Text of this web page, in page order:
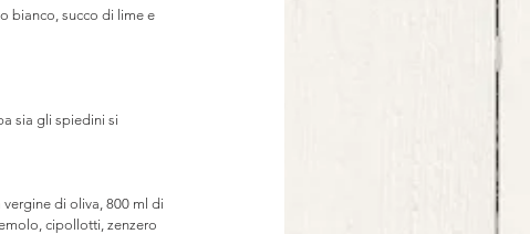
bianco, succo di lime e
sia gli spiedini si
di oliva, 800 ml di
cipollotti, zenzero